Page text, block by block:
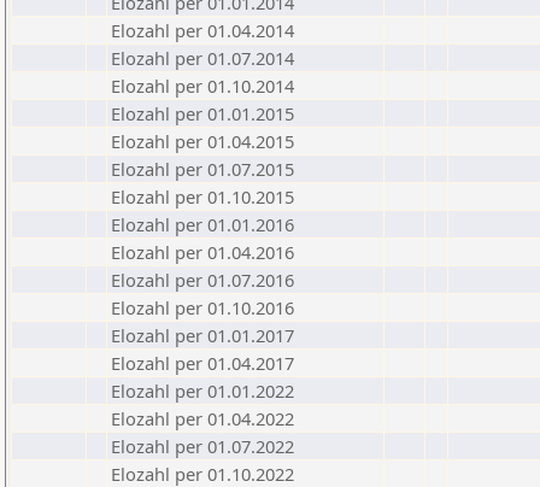
Elozahl per 01.04.2014
Elozahl per 01.07.2014
Elozahl per 01.10.2014
Elozahl per 01.01.2015
Elozahl per 01.04.2015
Elozahl per 01.07.2015
Elozahl per 01.10.2015
Elozahl per 01.01.2016
Elozahl per 01.04.2016
Elozahl per 01.07.2016
Elozahl per 01.10.2016
Elozahl per 01.01.2017
Elozahl per 01.04.2017
Elozahl per 01.01.2022
Elozahl per 01.04.2022
Elozahl per 01.07.2022
Elozahl per 01.10.2022